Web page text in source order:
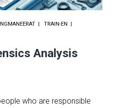
TRAIN-EN
Analysis
who are responsible